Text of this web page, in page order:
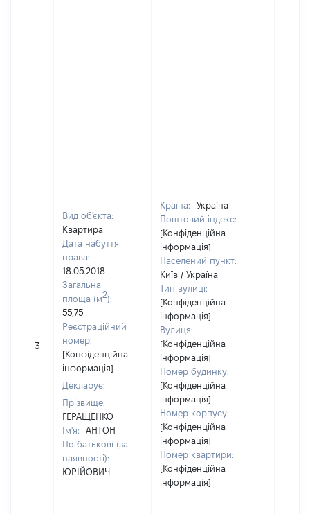
3
Вид об'єкта:
Квартира
Дата набуття
права:
18.05.2018
Загальна
площа (м2):
55,75
Реєстраційний
номер:
[Конфіденційна
інформація]
Декларує:
Прізвище:
ГЕРАЩЕНКО
Ім'я:
АНТОН
По батькові (за
наявності):
ЮРІЙОВИЧ
Країна:
Україна
Поштовий індекс:
[Конфіденційна
інформація]
Населений пункт:
Київ / Україна
Тип вулиці:
[Конфіденційна
інформація]
Вулиця:
[Конфіденційна
інформація]
Номер будинку:
[Конфіденційна
інформація]
Номер корпусу:
[Конфіденційна
інформація]
Номер квартири:
[Конфіденційна
інформація]